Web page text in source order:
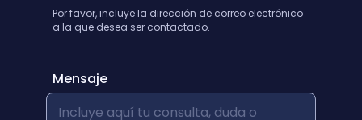
Por favor, incluye la dirección de correo electrónico
a la que desea ser contactado.
N
Mensaje